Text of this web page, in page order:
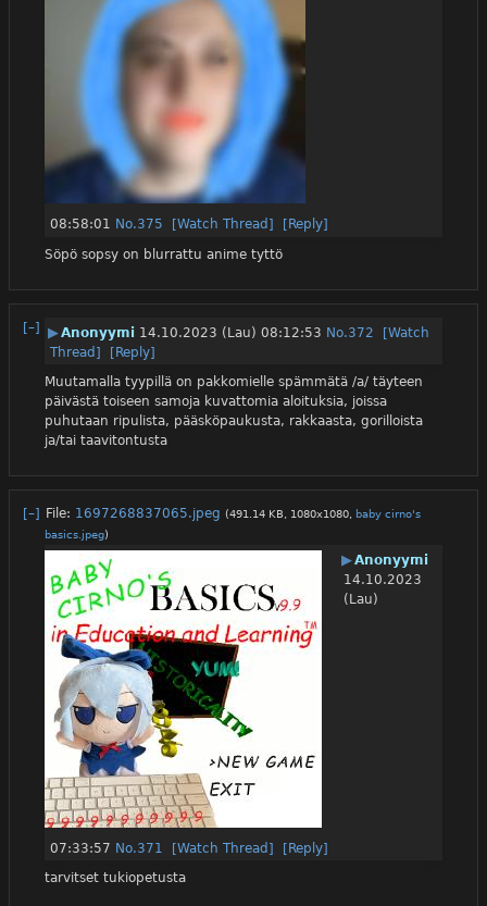
08:58:01 No.375 [Watch Thread]
[Reply]
Söpö sopsy on blurrattu anime tyttö
[–] ▶Anonyymi 14.10.2023 (Lau) 08:12:53 No.372
[Watch
Thread]
[Reply]
Muutamalla tyypillä on pakkomielle spämmätä /a/ täyteen
päivästä toiseen samoja kuvattomia aloituksia, joissa
puhutaan ripulista, pääsköpaukusta, rakkaasta, gorilloista
ja/tai taavitontusta
[–] File: 1697268837065.jpeg (491.14 KB, 1080x1080, baby cirno's
basics.jpeg)
▶Anonyymi
14.10.2023
(Lau)
07:33:57 No.371 [Watch Thread]
[Reply]
tarvitset tukiopetusta